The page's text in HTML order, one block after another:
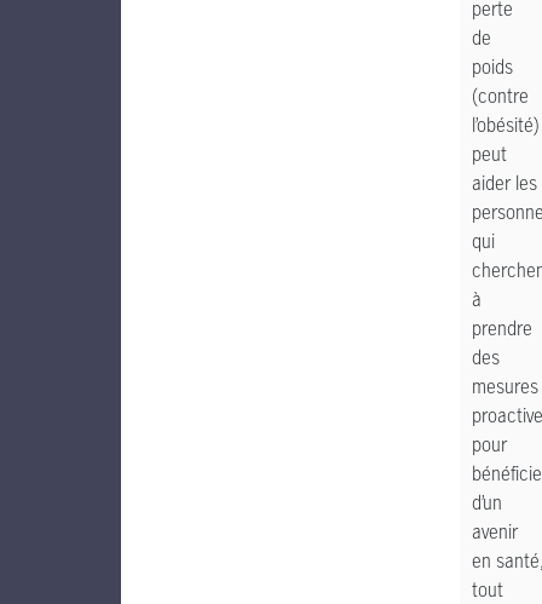
perte
de
poids
(contre
l’obésité)
peut
aiderles
qui
à
prendre
des
mesures
pour
d’un
avenir
en
tout